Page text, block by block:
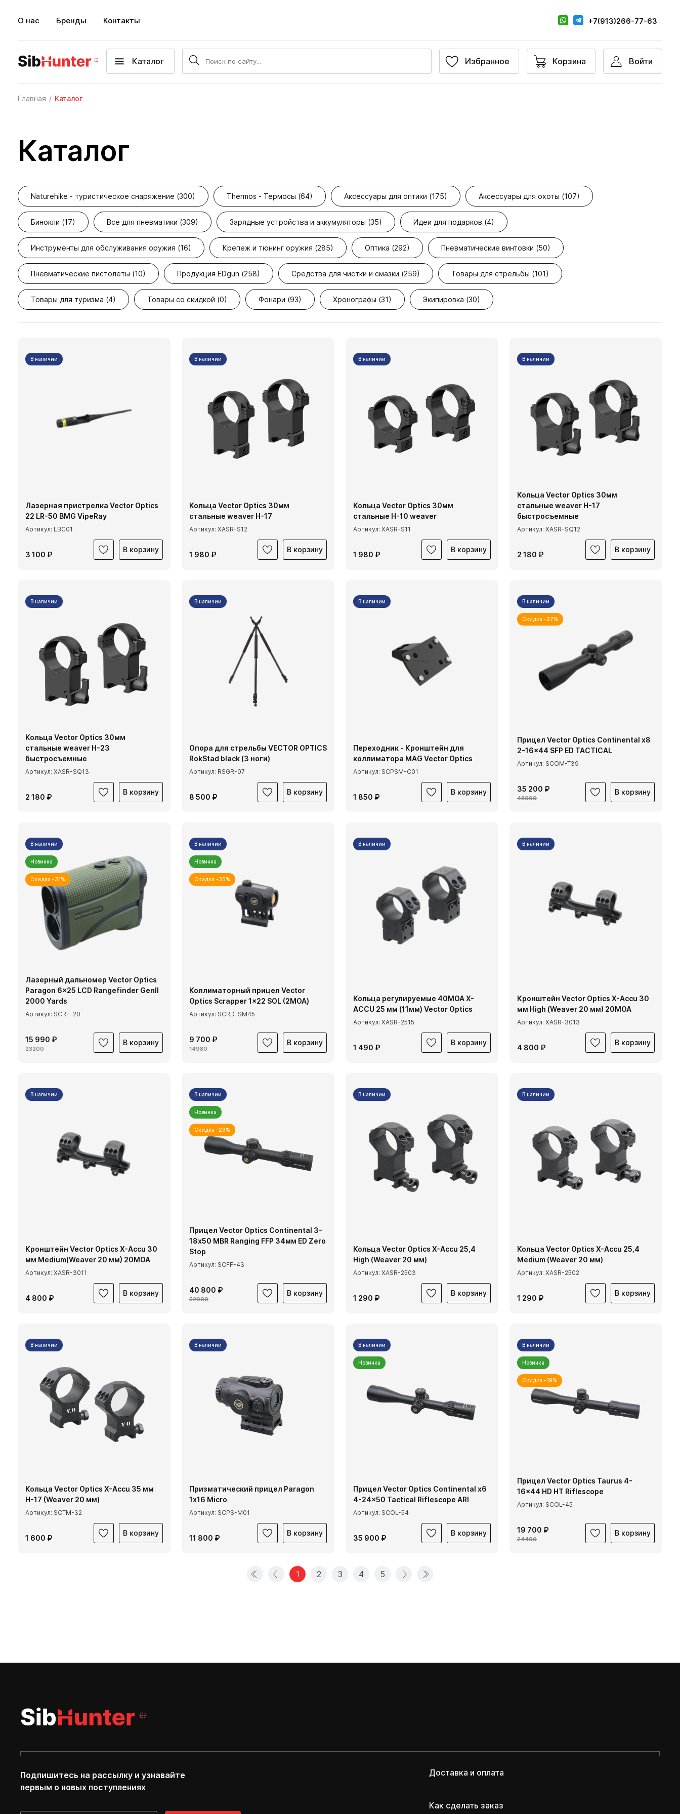
О нас Бренды Контакты +7(913)266-77-63
Каталог Избранное Корзина Войти
Главная Каталог
Каталог
Naturehike - туристическое снаряжение (300) Thermos - Термосы (64) Аксессуары для оптики (175) Аксессуары для охоты (107)
Бинокли (17) Все для пневматики (309) Зарядные устройства и аккумуляторы (35) Идеи для подарков (4)
Инструменты для обслуживания оружия (16) Крепеж и тюнинг оружия (285) Оптика (292) Пневматические винтовки (50)
Пневматические пистолеты (10) Продукция EDgun (258) Средства для чистки и смазки (259) Товары для стрельбы (101)
Товары для туризма (4) Товары со скидкой (0) Фонари (93) Хронографы (31) Экипировка (30)
В наличии
В корзину
Лазерная пристрелка Vector Optics
22 LR-50 BMG VipeRay
Артикул: LBC01
3 100 ₽
В наличии
В корзину
Кольца Vector Optics 30мм
стальные weaver H-17
Артикул: XASR-S12
1 980 ₽
В наличии
В корзину
Кольца Vector Optics 30мм
стальные Н-10 weaver
Артикул: XASR-S11
1 980 ₽
В наличии
В корзину
Кольца Vector Optics 30мм
стальные weaver H-17
быстросъемные
Артикул: XASR-SQ12
2 180 ₽
В наличии
В корзину
Кольца Vector Optics 30мм
стальные weaver H-23
быстросъемные
Артикул: XASR-SQ13
2 180 ₽
В наличии
В корзину
Опора для стрельбы VECTOR OPTICS
RokStad black (3 ноги)
Артикул: RSGR-07
8 500 ₽
В наличии
В корзину
Переходник - Кронштейн для
коллиматора MAG Vector Optics
Артикул: SCPSM-C01
1 850 ₽
В наличии
Скидка -27%
В корзину
Прицел Vector Optics Continental x8
2-16x44 SFP ED TACTICAL
Артикул: SCOM-T39
35 200 ₽
48000
В наличии
Новинка
Скидка -31%
В корзину
Лазерный дальномер Vector Optics
Paragon 6x25 LCD Rangefinder GenII
2000 Yards
Артикул: SCRF-20
15 990 ₽
23200
В наличии
Новинка
Скидка -35%
В корзину
Коллиматорный прицел Vector
Optics Scrapper 1x22 SOL (2МОА)
Артикул: SCRD-SM45
9 700 ₽
14980
В наличии
В корзину
Кольца регулируемые 40MOA X-
ACCU 25 мм (11мм) Vector Optics
Артикул: XASR-2515
1 490 ₽
В наличии
В корзину
Кронштейн Vector Optics X-Accu 30
мм High (Weaver 20 мм) 20МОА
Артикул: XASR-3013
4 800 ₽
В наличии
В корзину
Кронштейн Vector Optics X-Accu 30
мм Medium(Weaver 20 мм) 20МОА
Артикул: XASR-3011
4 800 ₽
В наличии
Новинка
Скидка -23%
В корзину
Прицел Vector Optics Continental 3-
18х50 MBR Ranging FFP 34мм ED Zero
Stop
Артикул: SCFF-43
40 800 ₽
52900
В наличии
В корзину
Кольца Vector Optics X-Accu 25,4
High (Weaver 20 мм)
Артикул: XASR-2503
1 290 ₽
В наличии
В корзину
Кольца Vector Optics X-Accu 25,4
Medium (Weaver 20 мм)
Артикул: XASR-2502
1 290 ₽
В наличии
В корзину
Кольца Vector Optics X-Accu 35 мм
H-17 (Weaver 20 мм)
Артикул: SCTM-32
1 600 ₽
В наличии
В корзину
Призматический прицел Paragon
1х16 Micro
Артикул: SCPS-M01
11 800 ₽
В наличии
Новинка
В корзину
Прицел Vector Optics Continental x6
4-24x50 Tactical Riflescope ARI
Артикул: SCOL-54
35 900 ₽
В наличии
Новинка
Скидка -19%
В корзину
Прицел Vector Optics Taurus 4-
16x44 HD HT Riflescope
Артикул: SCOL-45
19 700 ₽
24400
1 2 3 4 5
Подпишитесь на рассылку и узнавайте
первым о новых поступлениях
Доставка и оплата
Как сделать заказ